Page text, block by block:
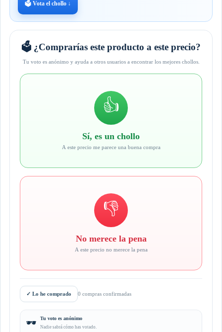
🗳️ Vota el chollo ↓
🗳️ ¿Comprarías este producto a este precio?
Tu voto es anónimo y ayuda a otros usuarios a encontrar los mejores chollos.
👍
Sí, es un chollo
A este precio me parece una buena compra
👎
No merece la pena
A este precio no merece la pena
✓ Lo he comprado 0 compras confirmadas
🕶️ Tu voto es anónimo
Nadie sabrá cómo has votado.